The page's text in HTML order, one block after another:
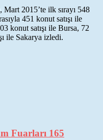
Mart 2015’te ilk sırayı 548
451 konut satışı ile
konut satışı ile Bursa, 72
ile Sakarya izledi.
Fuarları 165